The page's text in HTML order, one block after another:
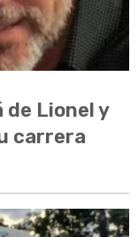
de Lionel y
carrera